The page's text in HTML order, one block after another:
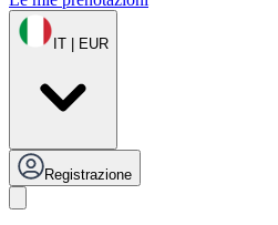
IT | EUR
Registrazione